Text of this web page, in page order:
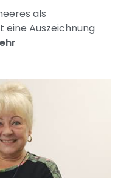
als
eine Auszeichnung